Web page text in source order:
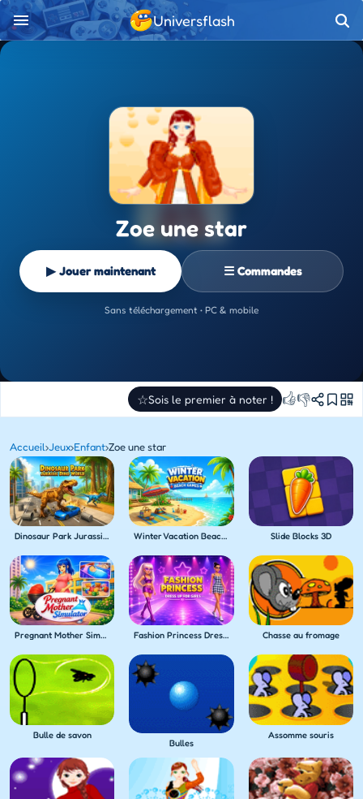
Universflash
Zoe une star
▶ Jouer maintenant ☰ Commandes
Sans téléchargement • PC & mobile
☆Sois le premier à noter ! 👍👎
Accueil›Jeux›Enfant›Zoe une star
Dinosaur Park Jurassic Dino World Winter Vacation Beach Games Slide Blocks 3D
Pregnant Mother Simulator Fashion Princess Dress Up for Girls Chasse au fromage
Bulle de savon
Bulles
Assomme souris